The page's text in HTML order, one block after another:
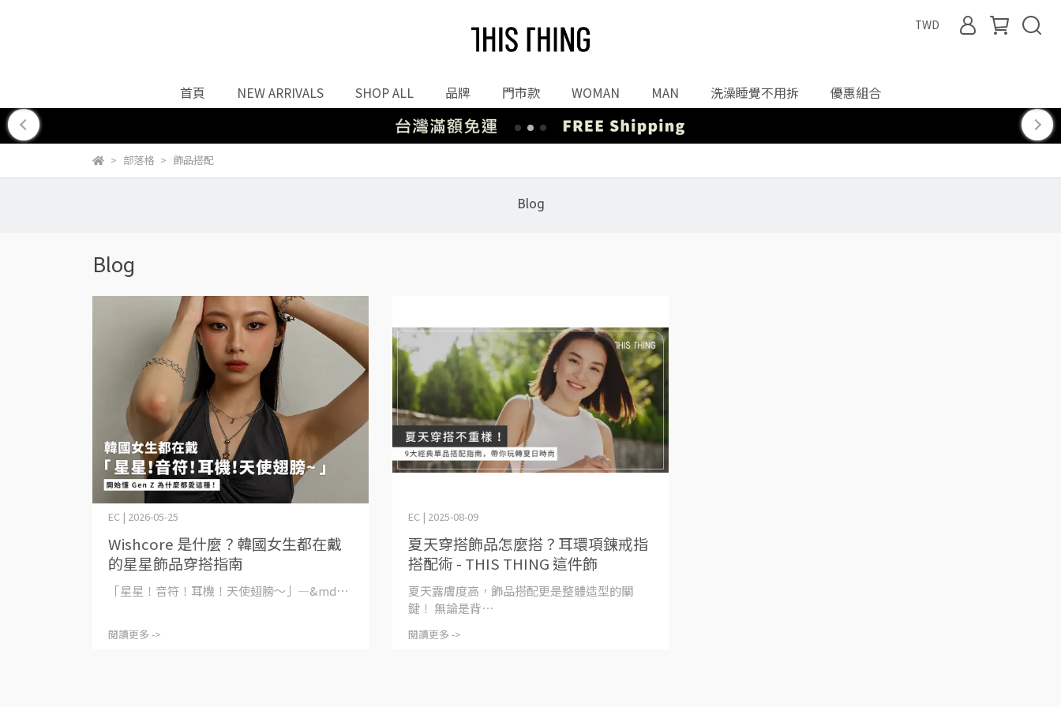
TWD
首頁 NEW ARRIVALS SHOP ALL 品牌 門市款 WOMAN MAN 洗澡睡覺不用拆 優惠組合
部落格 飾品搭配
Blog
Blog
Wishcore 是什麼？韓國女生都在戴
的星星飾品穿搭指南
EC | 2026-05-25
「星星！音符！耳機！天使翅膀～」—&md⋯
閱讀更多 ->
夏天穿搭飾品怎麼搭？耳環項鍊戒指
搭配術 - THIS THING 這件飾
EC | 2025-08-09
夏天露膚度高，飾品搭配更是整體造型的關
鍵！ 無論是背⋯
閱讀更多 ->